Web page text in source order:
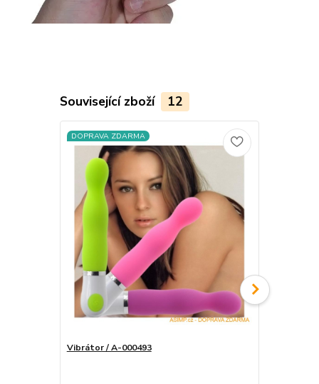
Související zboží 12
DOPRAVA ZDARMA
Vibrátor / A-000493